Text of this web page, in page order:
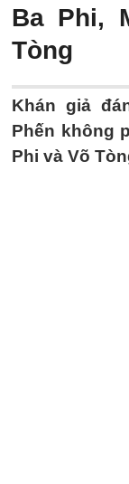
Ba Phi,
Tòng
Khán giả
Phến không
Phi và Võ